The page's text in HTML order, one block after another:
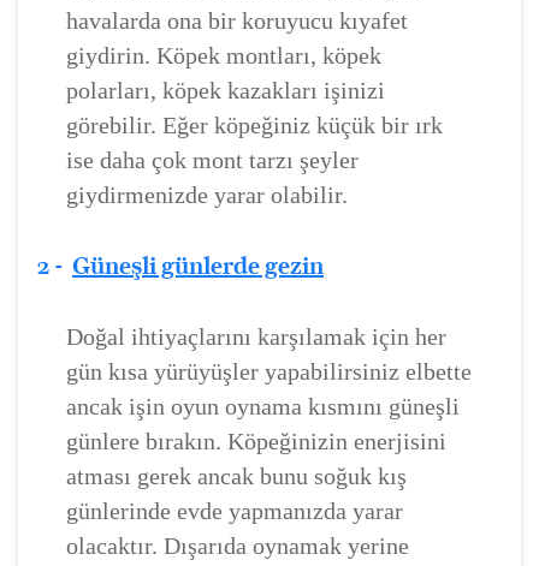
havalarda ona bir koruyucu kıyafet
giydirin. Köpek montları, köpek
polarları, köpek kazakları işinizi
görebilir. Eğer köpeğiniz küçük bir ırk
ise daha çok mont tarzı şeyler
giydirmenizde yarar olabilir.
2 - Güneşli günlerde gezin
Doğal ihtiyaçlarını karşılamak için her
gün kısa yürüyüşler yapabilirsiniz elbette
ancak işin oyun oynama kısmını güneşli
günlere bırakın. Köpeğinizin enerjisini
atması gerek ancak bunu soğuk kış
günlerinde evde yapmanızda yarar
olacaktır. Dışarıda oynamak yerine